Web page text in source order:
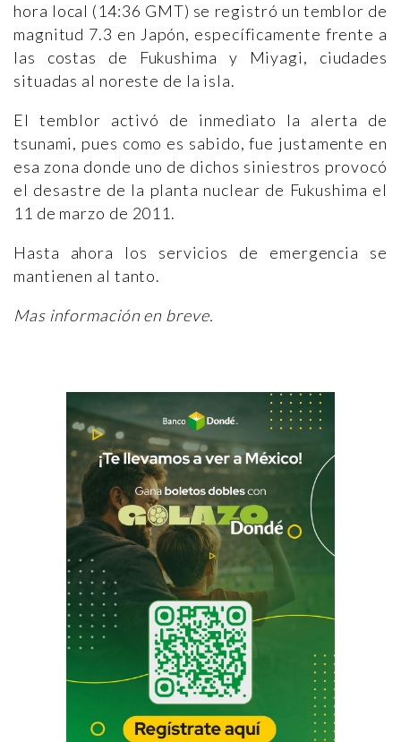
hora local (14:36 GMT) se registró un temblor de
magnitud 7.3 en Japón, específicamente frente a
las costas de Fukushima y Miyagi, ciudades
situadas al noreste de la isla.
El temblor activó de inmediato la alerta de
tsunami, pues como es sabido, fue justamente en
esa zona donde uno de dichos siniestros provocó
el desastre de la planta nuclear de Fukushima el
11 de marzo de 2011.
Hasta ahora los servicios de emergencia se
mantienen al tanto.
Mas información en breve.